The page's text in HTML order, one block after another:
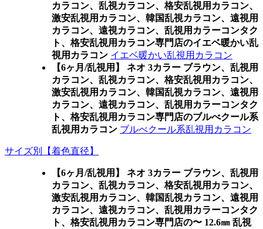
カラコン、乱視カラコン、格安乱視用カラコン、
激安乱視用カラコン、韓国乱視カラコン、遠視用
カラコン、遠視カラコン、乱視用カラーコンタク
ト、格安乱視用カラコン専門店のイエベ暖かい乱
視用カラコン イエベ暖かい乱視用カラコン
【6ヶ月/乱視用】 ネオ 3カラー ブラウン、乱視用
カラコン、乱視カラコン、格安乱視用カラコン、
激安乱視用カラコン、韓国乱視カラコン、遠視用
カラコン、遠視カラコン、乱視用カラーコンタク
ト、格安乱視用カラコン専門店のブルべクール系
乱視用カラコン ブルべクール系乱視用カラコン
サイズ別【着色直径】
【6ヶ月/乱視用】 ネオ 3カラー ブラウン、乱視用
カラコン、乱視カラコン、格安乱視用カラコン、
激安乱視用カラコン、韓国乱視カラコン、遠視用
カラコン、遠視カラコン、乱視用カラーコンタク
ト、格安乱視用カラコン専門店の〜 12.6㎜ 乱視